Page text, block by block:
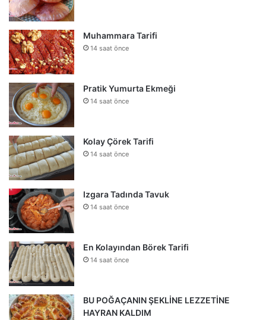
Muhammara Tarifi
14 saat önce
Pratik Yumurta Ekmeği
14 saat önce
Kolay Çörek Tarifi
14 saat önce
Izgara Tadında Tavuk
14 saat önce
En Kolayından Börek Tarifi
14 saat önce
BU POĞAÇANIN ŞEKLİNE LEZZETİNE
HAYRAN KALDIM